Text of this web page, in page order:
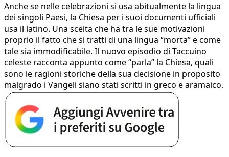
Anche se nelle celebrazioni si usa abitualmente la lingua
dei singoli Paesi, la Chiesa per i suoi documenti ufficiali
usa il latino. Una scelta che ha tra le sue motivazioni
proprio il fatto che si tratti di una lingua “morta” e come
tale sia immodificabile. Il nuovo episodio di Taccuino
celeste racconta appunto come “parla” la Chiesa, quali
sono le ragioni storiche della sua decisione in proposito
malgrado i Vangeli siano stati scritti in greco e aramaico.